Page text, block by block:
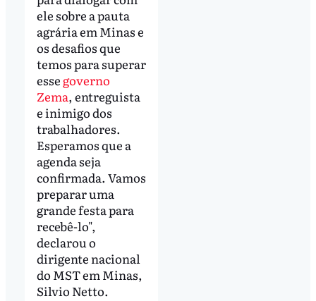
ele sobre a pauta
agrária em Minas e
os desafios que
temos para superar
essegoverno
Zema, entreguista
e inimigo dos
trabalhadores.
Esperamos que a
agenda seja
confirmada. Vamos
preparar uma
grande festa para
recebê-lo",
declarou o
dirigente nacional
do MST em Minas,
Silvio Netto.